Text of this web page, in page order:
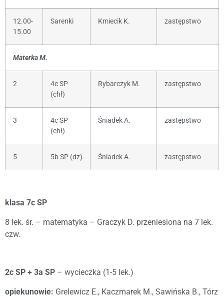
12.00-
15.00
Sarenki Kmiecik K. zastępstwo
Materka M.
2
4c SP
(chł)
Rybarczyk M. zastępstwo
3
4c SP
(chł)
Śniadek A. zastępstwo
5 5b SP (dz) Śniadek A. zastępstwo
klasa 7c SP
8 lek. śr. – matematyka – Graczyk D. przeniesiona na 7 lek.
czw.
2c SP + 3a SP – wycieczka (1-5 lek.)
opiekunowie: Grelewicz E., Kaczmarek M., Sawińska B., Tórz